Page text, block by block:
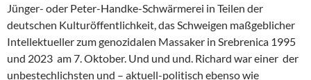
Jünger- oder Peter-Handke-Schwärmerei in Teilen der
deutschen Kulturöffentlichkeit, das Schweigen maßgeblicher
Intellektueller zum genozidalen Massaker in Srebrenica 1995
und 2023 am 7. Oktober. Und und und. Richard war einer der
unbestechlichsten und – aktuell-politisch ebenso wie